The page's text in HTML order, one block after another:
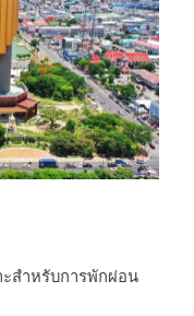
สำหรับการพักผ่อน